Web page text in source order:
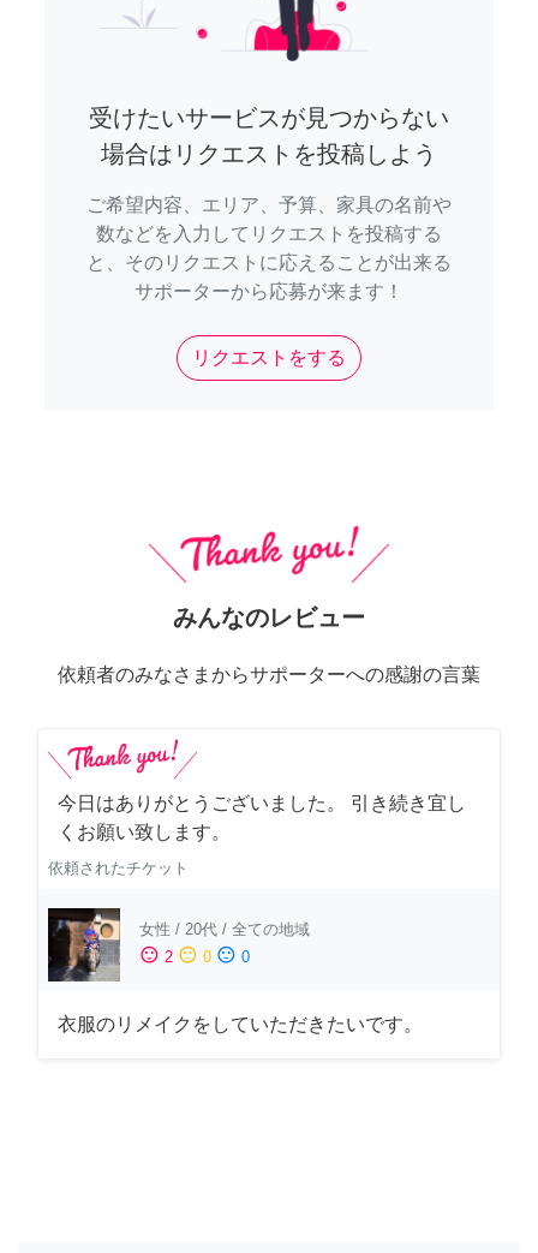
受けたいサービスが見つからない
場合はリクエストを投稿しよう
ご希望内容、エリア、予算、家具の名前や
数などを入力してリクエストを投稿する
と、そのリクエストに応えることが出来る
サポーターから応募が来ます！
リクエストをする
みんなのレビュー
依頼者のみなさまからサポーターへの感謝の言葉
今日はありがとうございました。 引き続き宜し
くお願い致します。
依頼されたチケット
女性 / 20代 / 全ての地域
sentiment_satisfied 2 sentiment_neutral 0 sentiment_dissatisfied 0
衣服のリメイクをしていただきたいです。